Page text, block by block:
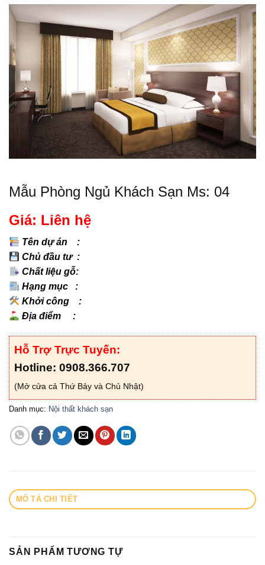
Mẫu Phòng Ngủ Khách Sạn Ms: 04
Giá: Liên hệ
Tên dự án :
Chủ đầu tư :
Chất liệu gỗ:
Hạng mục :
Khởi công :
Địa điểm :
Hỗ Trợ Trực Tuyến:
Hotline: 0908.366.707
(Mở cửa cả Thứ Bảy và Chủ Nhật)
Danh mục: Nội thất khách sạn
MÔ TẢ CHI TIẾT
SẢN PHẨM TƯƠNG TỰ